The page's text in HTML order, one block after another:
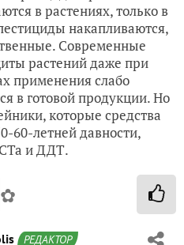
в растениях, только в
накапливаются,
Современные
растений даже при
применения слабо
в готовой продукции. Но
которые средства
60-летней давности,
и ДДТ.
✿
РЕДАКТОР